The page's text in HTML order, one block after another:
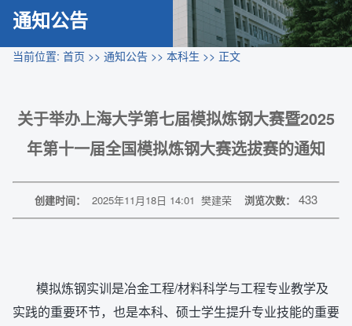
通知公告
当前位置: 首页 >> 通知公告 >> 本科生 >> 正文
关于举办上海大学第七届模拟炼钢大赛暨2025
年第十一届全国模拟炼钢大赛选拔赛的通知
创建时间： 2025年11月18日 14:01 樊建荣 浏览次数： 433
模拟炼钢实训是冶金工程/材料科学与工程专业教学及
实践的重要环节，也是本科、硕士学生提升专业技能的重要